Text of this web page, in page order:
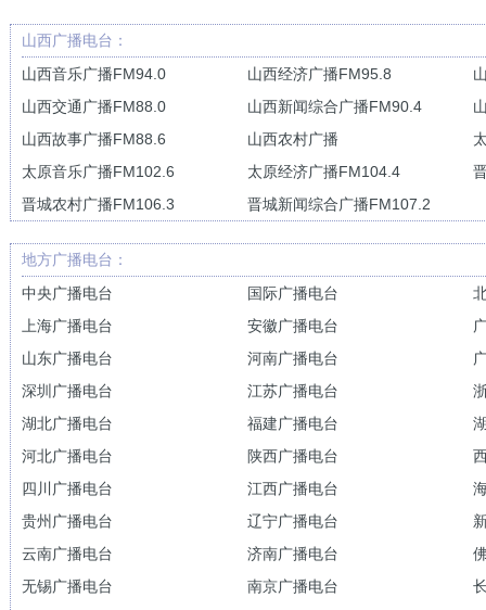
移动人群准确定位，牢牢把握伴随性、贴近
文关怀理念打造品牌节目。及时、准确、
布，彰显独有的个性与专业特色。经过十余
出一支团结和谐、敬业勤奋、开拓创新、与
一批朝气蓬勃，风采各异，深受广大听众喜
山西广播电台：
山西音乐广播FM94.0
山西经济广播FM95.8
山西交通广播FM88.0
山西新闻综合广播FM90.4
山西故事广播FM88.6
山西农村广播
太原音乐广播FM102.6
太原经济广播FM104.4
晋城农村广播FM106.3
晋城新闻综合广播FM107.2
地方广播电台：
中央广播电台
国际广播电台
上海广播电台
安徽广播电台
山东广播电台
河南广播电台
深圳广播电台
江苏广播电台
湖北广播电台
福建广播电台
河北广播电台
陕西广播电台
四川广播电台
江西广播电台
贵州广播电台
辽宁广播电台
云南广播电台
济南广播电台
无锡广播电台
南京广播电台